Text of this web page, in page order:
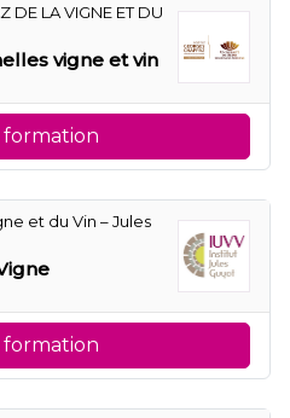
DE LA VIGNE ET DU
vigne et vin
formation
et du Vin – Jules
formation